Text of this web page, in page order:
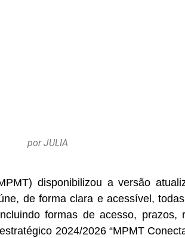
por JULIA
disponibilizou a versão
de forma clara e acessível,
formas de acesso, prazos,
2024/2026 “MPMT